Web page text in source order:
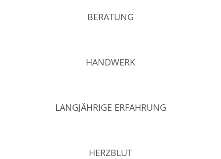
BERATUNG
HANDWERK
LANGJÄHRIGE ERFAHRUNG
HERZBLUT